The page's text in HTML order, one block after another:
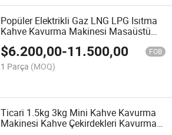
Popüler Elektrikli Gaz LNG LPG Isıtma
Kahve Kavurma Makinesi Masaüstü
Kahve Çekirdeği Kavurma Makinesi
$6.200,00-11.500,00 FOB
1 Parça (MOQ)
Ticari 1.5kg 3kg Mini Kahve Kavurma
Makinesi Kahve Çekirdekleri Kavurma